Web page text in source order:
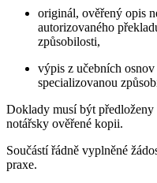
originál, ověřený opis
autorizovaného
způsobilosti,
výpis z učebních
specializovanou
Doklady musí být předloženy
notářsky ověřené kopii.
Součástí řádně vyplněné
praxe.